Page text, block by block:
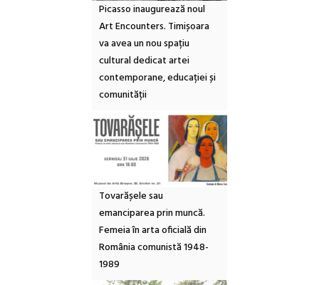
Picasso inaugurează noul
Art Encounters. Timișoara
va avea un nou spațiu
cultural dedicat artei
contemporane, educației și
comunității
Tovarășele sau
emanciparea prin muncă.
Femeia în arta oficială din
România comunistă 1948-
1989